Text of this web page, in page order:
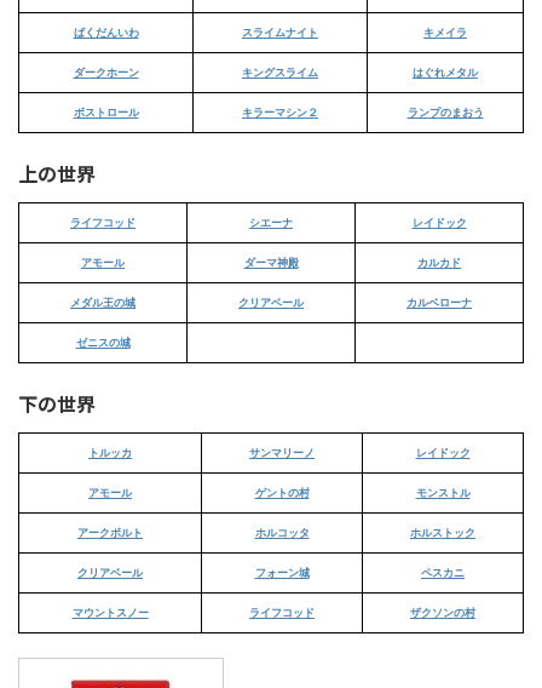
ばくだんいわ スライムナイト キメイラ
ダークホーン キングスライム はぐれメタル
ボストロール キラーマシン２ ランプのまおう
上の世界
ライフコッド シエーナ レイドック
アモール ダーマ神殿 カルカド
メダル王の城 クリアベール カルベローナ
ゼニスの城
下の世界
トルッカ サンマリーノ レイドック
アモール ゲントの村 モンストル
アークボルト ホルコッタ ホルストック
クリアベール フォーン城 ペスカニ
マウントスノー ライフコッド ザクソンの村